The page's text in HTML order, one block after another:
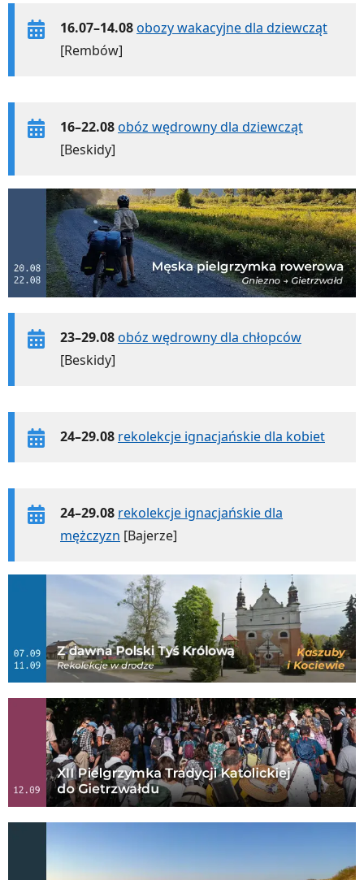
16.07–14.08obozy wakacyjne dla dziewcząt
[Rembów]
16–22.08obóz wędrowny dla dziewcząt
[Beskidy]
23–29.08obóz wędrowny dla chłopców
[Beskidy]
24–29.08 rekolekcje ignacjańskie dla kobiet
24–29.08 rekolekcje ignacjańskie dla
mężczyzn [Bajerze]